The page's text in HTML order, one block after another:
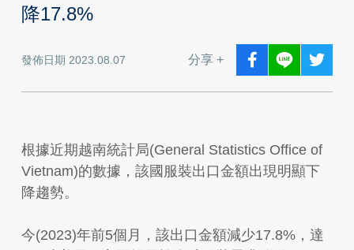
降17.8%
發佈日期 2023.08.07 分享 +
根據近期越南統計局(General Statistics Office of
Vietnam)的數據，該國服裝出口金額出現明顯下
降趨勢。
今(2023)年前5個月，該出口金額減少17.8%，達